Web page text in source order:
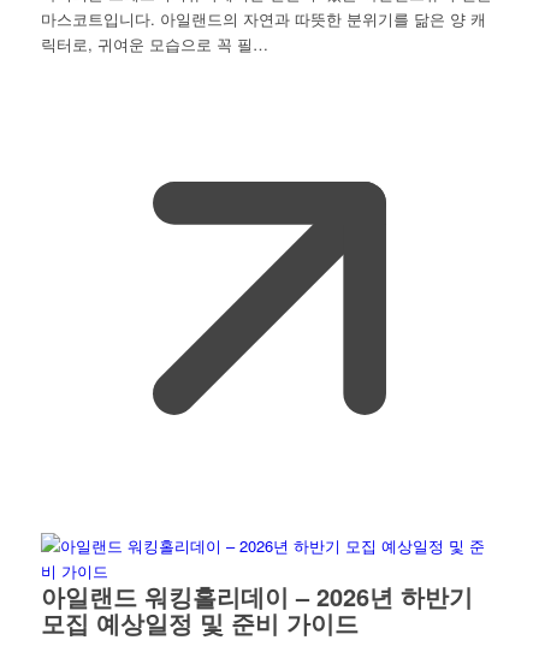
마스코트입니다. 아일랜드의 자연과 따뜻한 분위기를 닮은 양 캐
릭터로, 귀여운 모습으로 꼭 필…
아일랜드 워킹홀리데이 – 2026년 하반기
모집 예상일정 및 준비 가이드